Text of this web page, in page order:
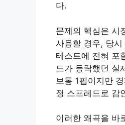
다.
문제의 핵심은 시
사용할 경우, 당
테스트에 전혀 포
드가 등락했던 실
보통 1핍이지만
정 스프레드로 감
이러한 왜곡을 바